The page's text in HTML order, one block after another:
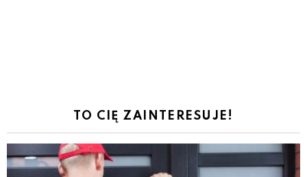
TO CIĘ ZAINTERESUJE!